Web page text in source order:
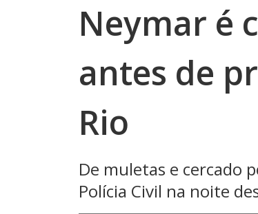
Neymar é
antes de
Rio
De muletas e cercado
Polícia Civil na noite